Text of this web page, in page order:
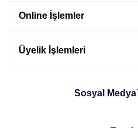
Online İşlemler
Üyelik İşlemleri
Sosyal